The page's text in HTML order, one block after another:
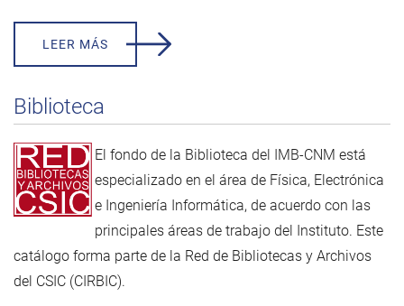
LEER MÁS
Biblioteca
El fondo de la Biblioteca del IMB-CNM está
especializado en el área de Física, Electrónica
e Ingeniería Informática, de acuerdo con las
principales áreas de trabajo del Instituto. Este
catálogo forma parte de la Red de Bibliotecas y Archivos
del CSIC (CIRBIC).